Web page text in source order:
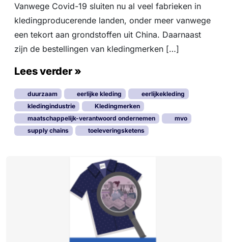
C
o
r
n
a
b
r
i
e
s
s
l
u
i
t
n
Vanwege Covid-19 sluiten nu al veel fabrieken in
kledingproducerende landen, onder meer vanwege
een tekort aan grondstoffen uit China. Daarnaast
zijn de bestellingen van kledingmerken […]
Lees verder »
duurzaam eerlijke kleding
eerlijkekleding
kledingindustrie
Kledingmerken
maatschappelijk-verantwoord ondernemen
mvo
supply chains
toeleveringsketens